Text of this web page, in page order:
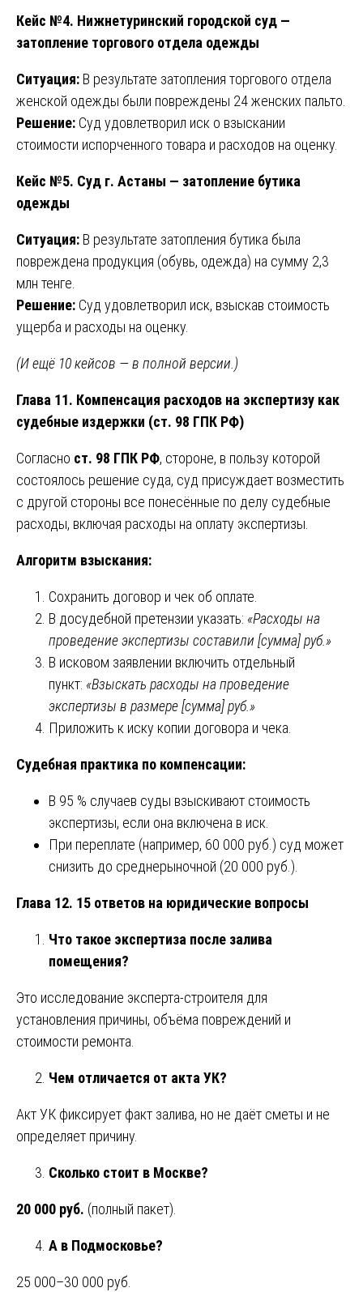
Кейс №4. Нижнетуринский городской суд —
затопление торгового отдела одежды
Ситуация: В результате затопления торгового отдела
женской одежды были повреждены 24 женских пальто.
Решение: Суд удовлетворил иск о взыскании
стоимости испорченного товара и расходов на оценку.
Кейс №5. Суд г. Астаны — затопление бутика
одежды
Ситуация: В результате затопления бутика была
повреждена продукция (обувь, одежда) на сумму 2,3
млн тенге.
Решение: Суд удовлетворил иск, взыскав стоимость
ущерба и расходы на оценку.
(И ещё 10 кейсов — в полной версии.)
Глава 11. Компенсация расходов на экспертизу как
судебные издержки (ст. 98 ГПК РФ)
Согласно ст. 98 ГПК РФ, стороне, в пользу которой
состоялось решение суда, суд присуждает возместить
с другой стороны все понесённые по делу судебные
расходы, включая расходы на оплату экспертизы.
Алгоритм взыскания:
Сохранить договор и чек об оплате.
В досудебной претензии указать: «Расходы на
проведение экспертизы составили [сумма] руб.»
В исковом заявлении включить отдельный
пункт: «Взыскать расходы на проведение
экспертизы в размере [сумма] руб.»
Приложить к иску копии договора и чека.
Судебная практика по компенсации:
В 95 % случаев суды взыскивают стоимость
экспертизы, если она включена в иск.
При переплате (например, 60 000 руб.) суд может
снизить до среднерыночной (20 000 руб.).
Глава 12. 15 ответов на юридические вопросы
Что такое экспертиза после залива
помещения?
Это исследование эксперта-строителя для
установления причины, объёма повреждений и
стоимости ремонта.
Чем отличается от акта УК?
Акт УК фиксирует факт залива, но не даёт сметы и не
определяет причину.
Сколько стоит в Москве?
20 000 руб. (полный пакет).
А в Подмосковье?
25 000–30 000 руб.